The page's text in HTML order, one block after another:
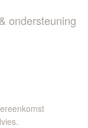
ondersteuning